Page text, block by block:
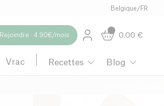
Belgique /FR
Rejoindre · 4.90€/mois 0.00 €
Vrac Recettes Blog